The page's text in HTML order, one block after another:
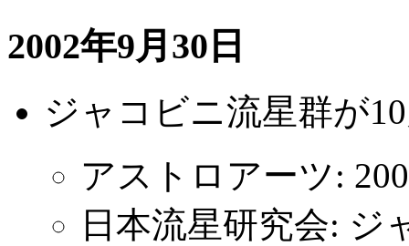
2002年9月30日
ジャコビニ流星群が
アストロアーツ:
日本流星研究会: ジ